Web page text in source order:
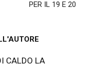
PER IL 19 E 20
CALDO LA